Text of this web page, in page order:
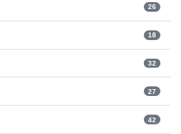
26
18
32
27
42